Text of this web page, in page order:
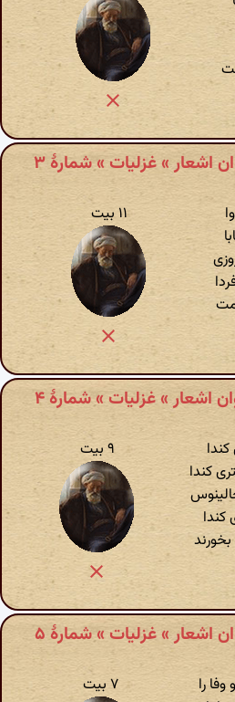
اشعار » غزلیات » شمارهٔ ۳
۱۱ بیت
اشعار » غزلیات » شمارهٔ ۴
کندا
۹ بیت
اشعار » غزلیات » شمارهٔ ۵
را
۷ بیت